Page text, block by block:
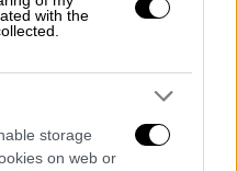
with the
storage
on web or
να φθάσουν